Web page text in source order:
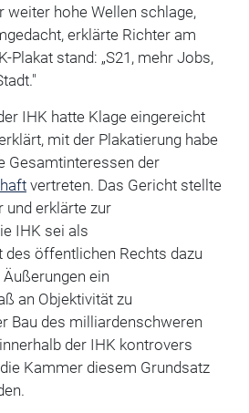
weiter hohe Wellen schlage,
erklärte Richter am
Plakat stand: „S21, mehr Jobs,
IHK hatte Klage eingereicht
mit der Plakatierung habe
Gesamtinteressen der
vertreten. Das Gericht stellte
und erklärte zur
IHK sei als
öffentlichen Rechts dazu
ein
an Objektivität zu
Bau des milliardenschweren
der IHK kontrovers
Kammer diesem Grundsatz